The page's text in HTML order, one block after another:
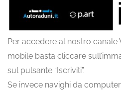
Per accedere al nostro canale
mobile basta cliccare
sul pulsante “Iscriviti”.
Se invece navighi da